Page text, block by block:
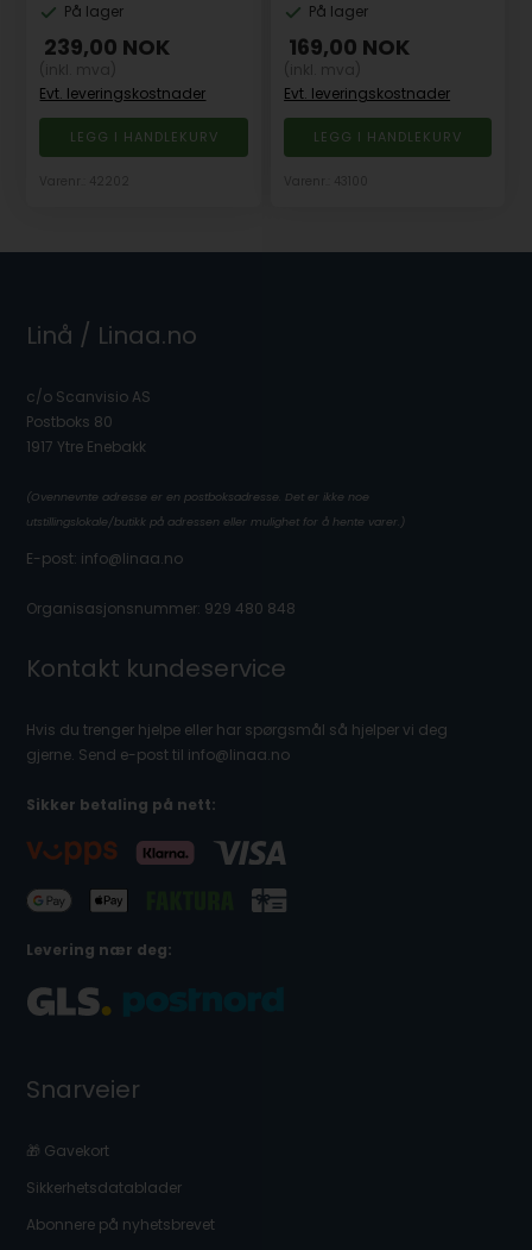
På lager
239,00 NOK
Evt. leveringskostnader
På lager
169,00 NOK
Evt. leveringskostnader
Linå / Linaa.no
c/o Scanvisio AS
Postboks 80
1917 Ytre Enebakk
(Ovennevnte adresse er en postboksadresse. Det er ikke noe
utstillingslokale/butikk på adressen eller mulighet for å hente varer.)
E-post: info@linaa.no
Organisasjonsnummer: 929 480 848
Kontakt kundeservice
Hvis du trenger hjelpe eller har spørgsmål så hjelper vi deg
gjerne. Send e-post til info@linaa.no
Sikker betaling på nett:
Levering nær deg:
Snarveier
🎁 Gavekort
Sikkerhetsdatablader
Abonnere på nyhetsbrevet